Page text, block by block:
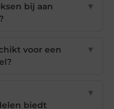
bij aan
▼
voor een
▼
biedt
▼